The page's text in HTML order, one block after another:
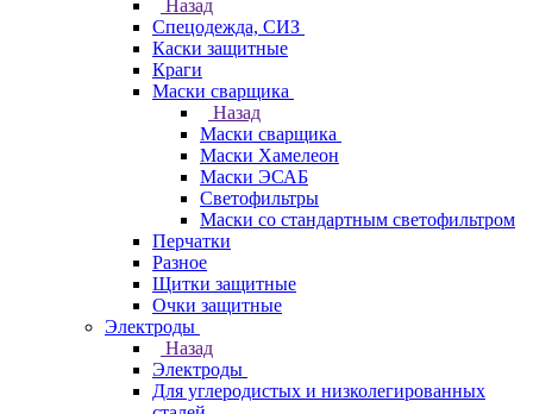
Назад
Спецодежда, СИЗ
Каски защитные
Краги
Маски сварщика
Назад
Маски сварщика
Маски Хамелеон
Маски ЭСАБ
Светофильтры
Маски со стандартным светофильтром
Перчатки
Разное
Щитки защитные
Очки защитные
Электроды
Назад
Электроды
Для углеродистых и низколегированных